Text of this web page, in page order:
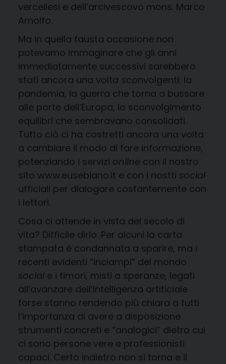
vercellesi e dell’arcivescovo mons. Marco
Arnolfo.
Ma in quella fausta occasione non
potevamo immaginare che gli anni
immediatamente successivi sarebbero
stati ancora una volta sconvolgenti: la
pandemia, la guerra che torna a bussare
alle porte dell’Europa, lo sconvolgimento
equilibri che sembravano consolidati.
Tutto ciò ci ha costretti ancora una volta
a cambiare il modo di fare informazione,
potenziando i servizi online con il nostro
sito www.eusebiano.it e con i nostti social
ufficiali per dialogare costantemente con
i lettori.
Cosa ci attende in vista del secolo di
vita? Difficile dirlo. Per alcuni la carta
stampata è condannata a sparire, ma i
recenti evidenti “inciampi” del mondo
social e i timori, misti a speranze, legati
all’avanzare dell’Intelligenza artificiale
forse stanno rendendo più chiara a tutti
l’importanza di avere a disposizione
strumenti concreti e “analogici” dietro cui
ci sono persone vere e professionisti
capaci. Certo indietro non si torna e il